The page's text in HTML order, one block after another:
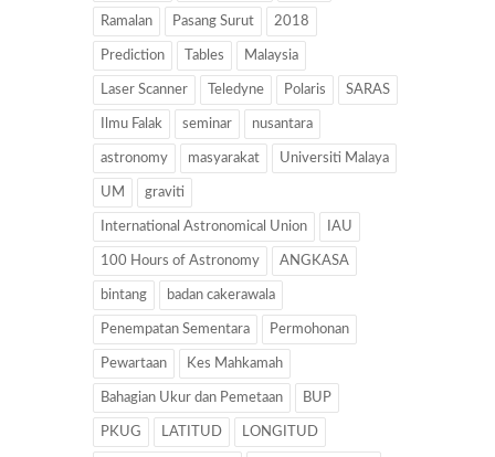
Ramalan Pasang Surut 2018
Prediction Tables Malaysia
Laser Scanner Teledyne Polaris SARAS
Ilmu Falak seminar nusantara
astronomy masyarakat Universiti Malaya
UM graviti
International Astronomical Union IAU
100 Hours of Astronomy ANGKASA
bintang badan cakerawala
Penempatan Sementara Permohonan
Pewartaan Kes Mahkamah
Bahagian Ukur dan Pemetaan BUP
PKUG LATITUD LONGITUD